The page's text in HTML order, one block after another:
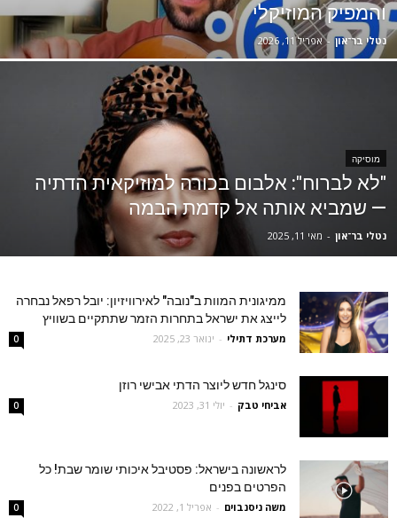
והמפיק המוזיקלי
נטלי בר־און - אפריל 11, 2026
מוסיקה
"לא לברוח": אלבום בכורה למוזיקאית הדתיה
— שמביא אותה אל קדמת הבמה
נטלי בר־און - מאי 11, 2025
ממיגונית המוות ב"נובה" לאירוויזיון: יובל רפאל נבחרה
לייצג את ישראל בתחרות הזמר שתתקיים בשוויץ
מערכת דתילי - ינואר 23, 2025 0
סינגל חדש ליוצר הדתי אבישי רוזן
אביחי טבק - יולי 31, 2023 0
לראשונה בישראל: פסטיבל איכותי שומר שבת! כל
הפרטים בפנים
משה ניסנבוים - אפריל 1, 2022 0